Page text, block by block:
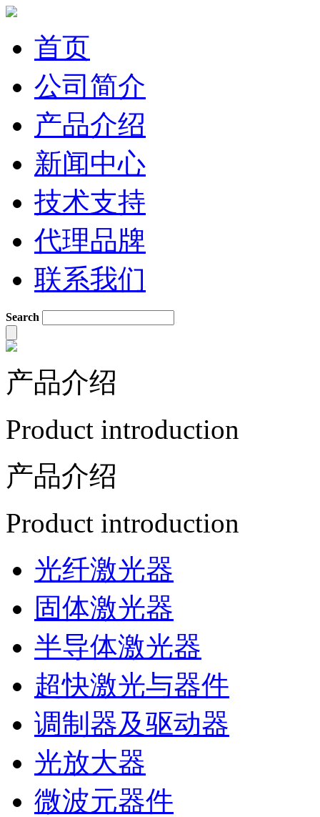
首页
公司简介
产品介绍
新闻中心
技术支持
代理品牌
联系我们
Search
产品介绍
Product introduction
产品介绍
Product introduction
光纤激光器
固体激光器
半导体激光器
超快激光与器件
调制器及驱动器
光放大器
微波元器件